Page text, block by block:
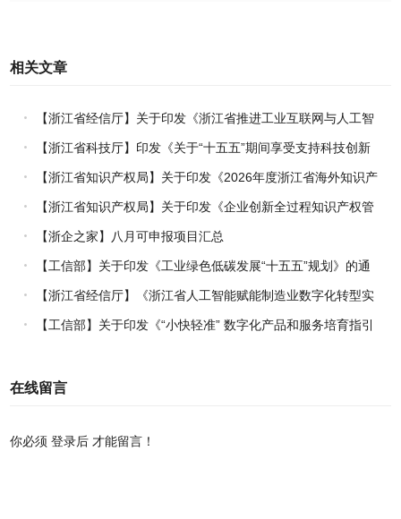
相关文章
【浙江省经信厅】关于印发《浙江省推进工业互联网与人工智
能融合赋能行动方案》的通知
【浙江省科技厅】印发《关于“十五五”期间享受支持科技创新
进口税收优惠政策的科研机构名单核定的实施办法》的通知
【浙江省知识产权局】关于印发《2026年度浙江省海外知识产
权风险统一基础性保障保险实施方案》的通知
【浙江省知识产权局】关于印发《企业创新全过程知识产权管
理指引》的通知
【浙企之家】八月可申报项目汇总
【工信部】关于印发《工业绿色低碳发展“十五五”规划》的通
知
【浙江省经信厅】《浙江省人工智能赋能制造业数字化转型实
施方案（2026-2030年）》印发
【工信部】关于印发《“小快轻准” 数字化产品和服务培育指引
在线留言
你必须登录后 才能留言！